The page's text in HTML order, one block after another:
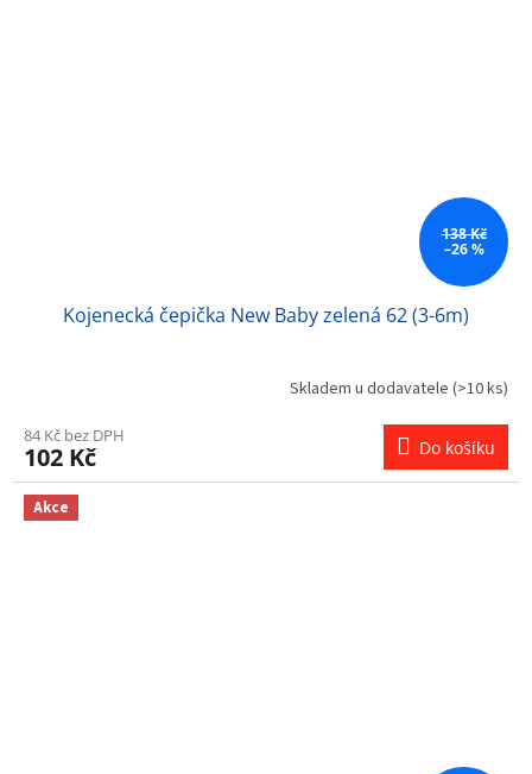
138 Kč
–26 %
Kojenecká čepička New Baby zelená 62 (3-6m)
Skladem u dodavatele (>10 ks)
84 Kč bez DPH
102 Kč Do košíku
Akce